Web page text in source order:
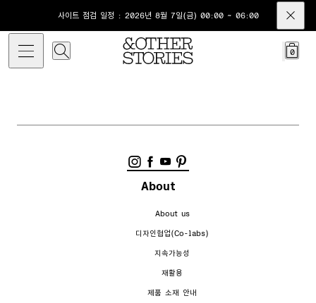
사이트 점검 일정 : 2026년 8월 7일(금) 00:00 ~ 06:00
0
About
About us
디자인협업(Co-labs)
지속가능성
재활용
제품 소재 안내